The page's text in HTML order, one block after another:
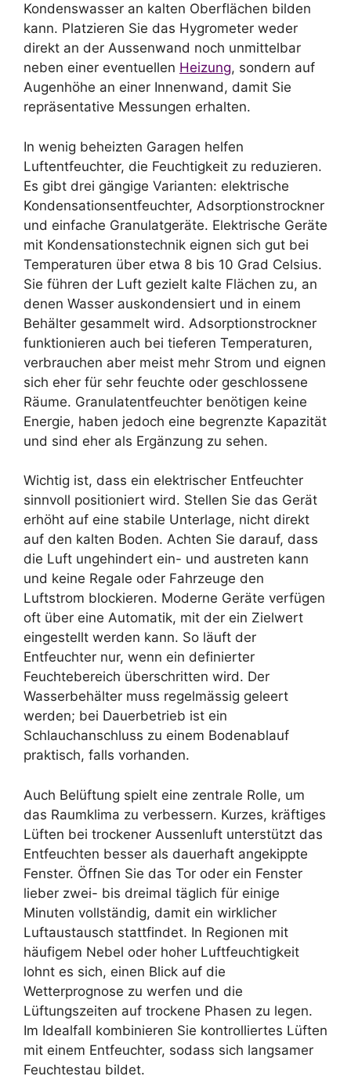
Kondenswasser an kalten Oberflächen bilden
kann. Platzieren Sie das Hygrometer weder
direkt an der Aussenwand noch unmittelbar
neben einer eventuellen Heizung, sondern auf
Augenhöhe an einer Innenwand, damit Sie
repräsentative Messungen erhalten.
In wenig beheizten Garagen helfen
Luftentfeuchter, die Feuchtigkeit zu reduzieren.
Es gibt drei gängige Varianten: elektrische
Kondensationsentfeuchter, Adsorptionstrockner
und einfache Granulatgeräte. Elektrische Geräte
mit Kondensationstechnik eignen sich gut bei
Temperaturen über etwa 8 bis 10 Grad Celsius.
Sie führen der Luft gezielt kalte Flächen zu, an
denen Wasser auskondensiert und in einem
Behälter gesammelt wird. Adsorptionstrockner
funktionieren auch bei tieferen Temperaturen,
verbrauchen aber meist mehr Strom und eignen
sich eher für sehr feuchte oder geschlossene
Räume. Granulatentfeuchter benötigen keine
Energie, haben jedoch eine begrenzte Kapazität
und sind eher als Ergänzung zu sehen.
Wichtig ist, dass ein elektrischer Entfeuchter
sinnvoll positioniert wird. Stellen Sie das Gerät
erhöht auf eine stabile Unterlage, nicht direkt
auf den kalten Boden. Achten Sie darauf, dass
die Luft ungehindert ein- und austreten kann
und keine Regale oder Fahrzeuge den
Luftstrom blockieren. Moderne Geräte verfügen
oft über eine Automatik, mit der ein Zielwert
eingestellt werden kann. So läuft der
Entfeuchter nur, wenn ein definierter
Feuchtebereich überschritten wird. Der
Wasserbehälter muss regelmässig geleert
werden; bei Dauerbetrieb ist ein
Schlauchanschluss zu einem Bodenablauf
praktisch, falls vorhanden.
Auch Belüftung spielt eine zentrale Rolle, um
das Raumklima zu verbessern. Kurzes, kräftiges
Lüften bei trockener Aussenluft unterstützt das
Entfeuchten besser als dauerhaft angekippte
Fenster. Öffnen Sie das Tor oder ein Fenster
lieber zwei- bis dreimal täglich für einige
Minuten vollständig, damit ein wirklicher
Luftaustausch stattfindet. In Regionen mit
häufigem Nebel oder hoher Luftfeuchtigkeit
lohnt es sich, einen Blick auf die
Wetterprognose zu werfen und die
Lüftungszeiten auf trockene Phasen zu legen.
Im Idealfall kombinieren Sie kontrolliertes Lüften
mit einem Entfeuchter, sodass sich langsamer
Feuchtestau bildet.